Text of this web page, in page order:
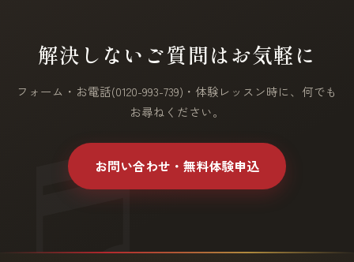
解決しないご質問はお気軽に
フォーム・お電話(0120-993-739)・体験レッスン時に、何でも
お尋ねください。
お問い合わせ・無料体験申込